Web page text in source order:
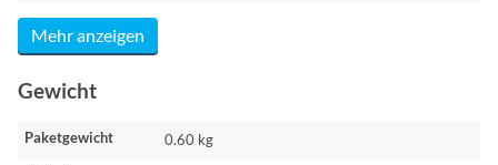
Mehr anzeigen
Gewicht
Paketgewicht 0.60 kg